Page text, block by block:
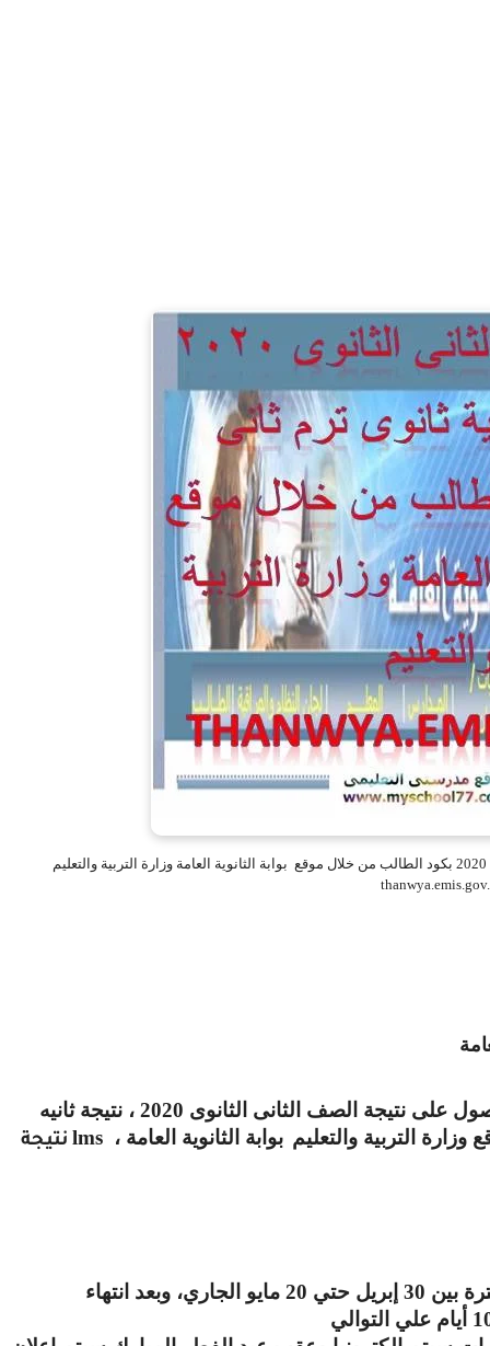
نتيجة الصف الثانى الثانوى 2020 – نتيجة ثانية ثانوى ترم ثانى 2020 بكود الطالب من خلال موقع بوابة الثانوية العامة وزارة التربية والتعليم
زوار موقع مدرستى الكرام ننشر لكم رابط الحصول على نتيجة الصف الثانى الثانوى 2020 ، نتيجة ثانيه
بوابة الثانوية العامة ، lms نتيجة
بدأ طلاب ثانيه ثانوي في أداء الامتحانات في الفترة بين 30 إبريل حتي 20 مايو الجاري، وبعد انتهاء